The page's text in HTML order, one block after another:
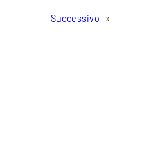
Successivo »